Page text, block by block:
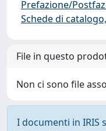
Prefazione/
Schede di
File in questo
Non ci sono file
I documenti in IRIS